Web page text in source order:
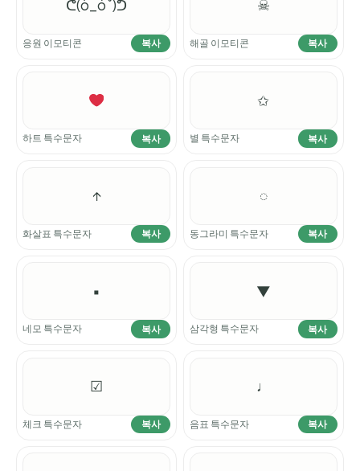
ᕦ(ò_óˇ)ᕤ
응원 이모티콘 복사
☠︎
해골 이모티콘 복사
하트 특수문자 복사
✩
별 특수문자 복사
↑
화살표 특수문자 복사
◌
동그라미 특수문자 복사
▪
네모 특수문자 복사
▼
삼각형 특수문자 복사
☑
체크 특수문자 복사
♩
음표 특수문자 복사